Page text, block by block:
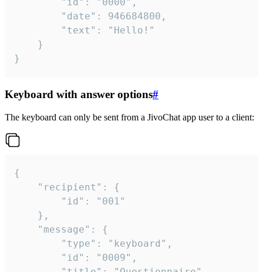
}
Keyboard with answer options#
The keyboard can only be sent from a JivoChat app user to a client:
{